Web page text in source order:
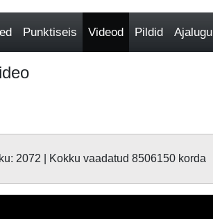
Punktiseis Videod Pildid Ajalugu
2072 | Kokku vaadatud 8506150 korda